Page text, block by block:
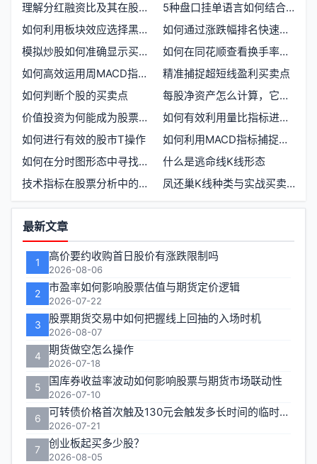
理解分红融资比及其在股票分析中的应用
5种盘口挂单语言如何结合分时MACD判断买卖点
如何利用板块效应选择黑马股
如何通过涨跌幅排名快速识别股市投资机会
模拟炒股如何准确显示买卖点
如何在同花顺查看换手率并分析市场流动性
如何高效运用周MACD指标进行股票分析
精准捕捉超短线盈利买卖点
如何判断个股的买卖点
每股净资产怎么计算，它对股票分析有何作用
价值投资为何能成为股票期货市场的核心策略
如何有效利用量比指标进行股票分析
如何进行有效的股市T操作
如何利用MACD指标捕捉股票的最佳买卖点
如何在分时图形态中寻找买卖点
什么是逃命线K线形态
技术指标在股票分析中的应用与分类
凤还巢K线种类与实战买卖点解析
功
能
区
最新文章
1 高价要约收购首日股价有涨跌限制吗
2026-08-06
2 市盈率如何影响股票估值与期货定价逻辑
2026-07-22
3 股票期货交易中如何把握线上回抽的入场时机
2026-08-07
4 期货做空怎么操作
2026-07-18
5 国库券收益率波动如何影响股票与期货市场联动性
2026-07-10
6 可转债价格首次触及130元会触发多长时间的临时停牌
2026-07-21
7 创业板起买多少股？
2026-08-05